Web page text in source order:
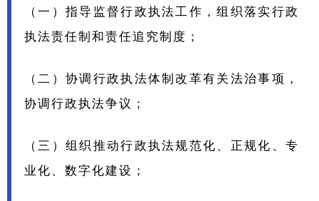
（一）指导监督行政执法工作，组织落实行政
执法责任制和责任追究制度；
（二）协调行政执法体制改革有关法治事项，
协调行政执法争议；
（三）组织推动行政执法规范化、正规化、专
业化、数字化建设；